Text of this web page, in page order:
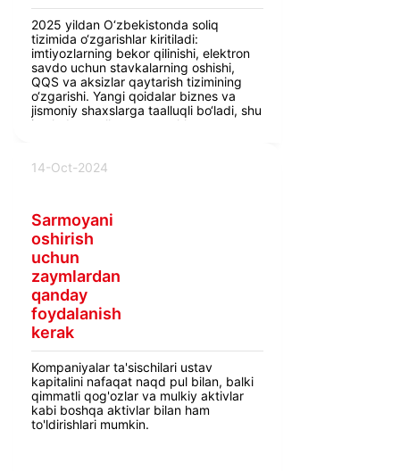
2025 yildan O‘zbekistonda soliq
tizimida o‘zgarishlar kiritiladi:
imtiyozlarning bekor qilinishi, elektron
savdo uchun stavkalarning oshishi,
QQS va aksizlar qaytarish tizimining
o‘zgarishi. Yangi qoidalar biznes va
jismoniy shaxslarga taalluqli bo‘ladi, shu
jumladan mulk, yer va yakka
14-Oct-2024
Sarmoyani
oshirish
uchun
zaymlardan
qanday
foydalanish
kerak
Kompaniyalar ta'sischilari ustav
kapitalini nafaqat naqd pul bilan, balki
qimmatli qog'ozlar va mulkiy aktivlar
kabi boshqa aktivlar bilan ham
to'ldirishlari mumkin.